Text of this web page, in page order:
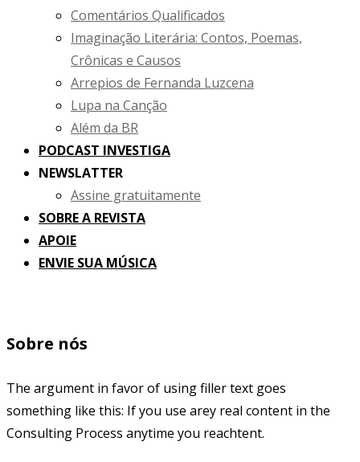
Comentários Qualificados
Imaginação Literária: Contos, Poemas,
Crônicas e Causos
Arrepios de Fernanda Luzcena
Lupa na Canção
Além da BR
PODCAST INVESTIGA
NEWSLATTER
Assine gratuitamente
SOBRE A REVISTA
APOIE
ENVIE SUA MÚSICA
Sobre nós
The argument in favor of using filler text goes
something like this: If you use arey real content in the
Consulting Process anytime you reachtent.